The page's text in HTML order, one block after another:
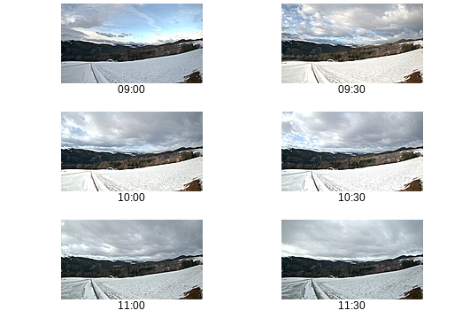
09:00 09:30
10:00 10:30
11:00 11:30